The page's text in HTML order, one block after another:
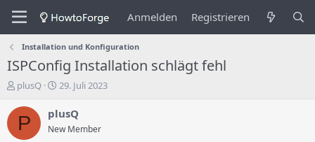
Anmelden Registrieren
Installation und Konfiguration
ISPConfig Installation schlägt fehl
E
s
e
plusQ
E
s
e
29. Juli 2023
P plusQ
New Member